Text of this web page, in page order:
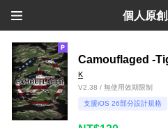
個人原
Camouflaged -
K
V2.38 / 無使用效期限制
支援iOS 26部分設計規格